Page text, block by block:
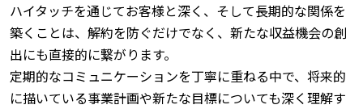
ハイタッチを通じてお客様と深く、そして長期的な関係を
築くことは、解約を防ぐだけでなく、新たな収益機会の創
出にも直接的に繋がります。
定期的なコミュニケーションを丁寧に重ねる中で、将来的
に描いている事業計画や新たな目標についても深く理解す